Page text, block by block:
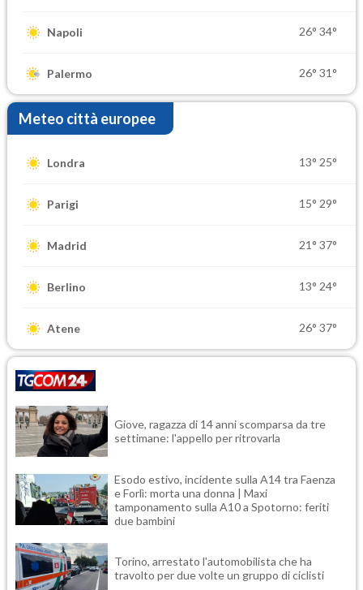
Napoli 26° 34°
Palermo 26° 31°
Meteo città europee
Londra 13° 25°
Parigi 15° 29°
Madrid 21° 37°
Berlino 13° 24°
Atene 26° 37°
Giove, ragazza di 14 anni scomparsa da tre
settimane: l'appello per ritrovarla
Esodo estivo, incidente sulla A14 tra Faenza
e Forlì: morta una donna | Maxi
tamponamento sulla A10 a Spotorno: feriti
due bambini
Torino, arrestato l'automobilista che ha
travolto per due volte un gruppo di ciclisti